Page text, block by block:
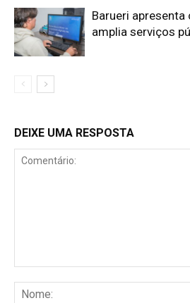
Barueri apresenta
amplia serviços
DEIXE UMA RESPOSTA